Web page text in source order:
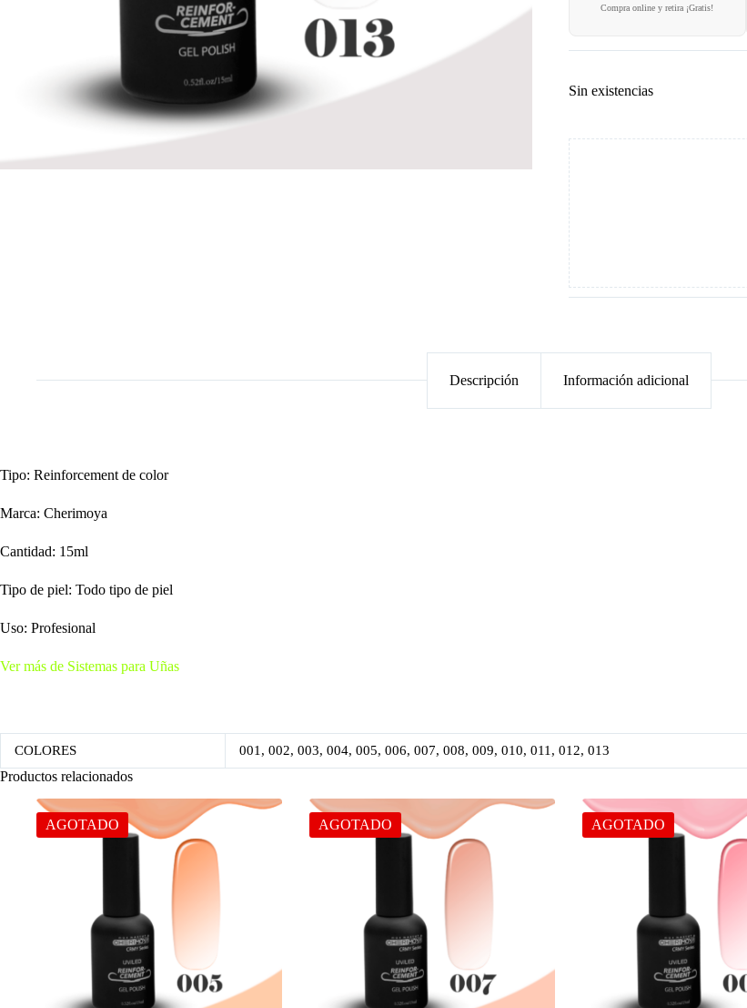
Compra online y retira ¡Gratis!
Sin existencias
Descripción Información adicional
Tipo: Reinforcement de color
Marca: Cherimoya
Cantidad: 15ml
Tipo de piel: Todo tipo de piel
Uso: Profesional
Ver más de Sistemas para Uñas
COLORES 001, 002, 003, 004, 005, 006, 007, 008, 009, 010, 011, 012, 013
Productos relacionados
AGOTADO AGOTADO AGOTADO